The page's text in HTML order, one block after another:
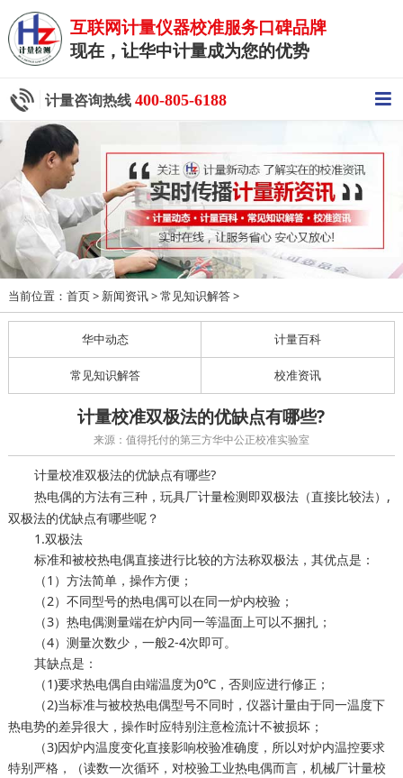
互联网计量仪器校准服务口碑品牌
现在，让华中计量成为您的优势
计量咨询热线 400-805-6188
当前位置： 首页> 新闻资讯> 常见知识解答>
华中动态 计量百科
常见知识解答 校准资讯
计量校准双极法的优缺点有哪些?
来源：值得托付的第三方华中公正校准实验室
计量校准双极法的优缺点有哪些?
热电偶的方法有三种， 玩具厂计量检测 即双极法（直接比较法）,
双极法的优缺点有哪些呢？
1.双极法
标准和被校热电偶直接进行比较的方法称双极法，其优点是：
（1）方法简单，操作方便；
（2）不同型号的热电偶可以在同一炉内校验；
（3）热电偶测量端在炉内同一等温面上可以不捆扎；
（4）测量次数少，一般2-4次即可。
其缺点是：
（1)要求热电偶自由端温度为0℃，否则应进行修正；
（2)当标准与被校热电偶型号不同时， 仪器计量由于同一温度下
热电势的差异很大，操作时应特别注意检流计不被损坏；
（3)因炉内温度变化直接影响校验准确度，所以对炉内温控要求
特别严格，（读数一次循环，对校验工业热电偶而言， 机械厂计量校